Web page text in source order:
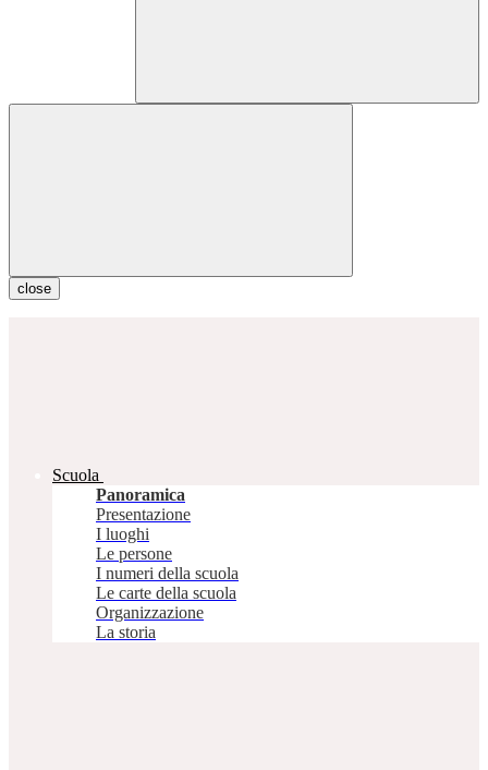
close
Scuola
Panoramica
Presentazione
I luoghi
Le persone
I numeri della scuola
Le carte della scuola
Organizzazione
La storia